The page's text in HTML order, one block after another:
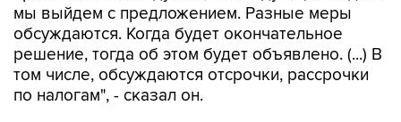
мы выйдем с предложением. Разные меры
обсуждаются. Когда будет окончательное
решение, тогда об этом будет объявлено. (...) В
том числе, обсуждаются отсрочки, рассрочки
по налогам", - сказал он.